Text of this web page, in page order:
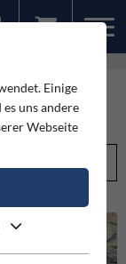
Einige
uns andere
Webseite